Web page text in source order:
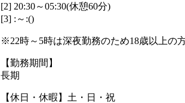
[2] 20:30～05:30(休憩60分)
[3] :～:()
※22時～5時は深夜勤務のため18歳以上の
【勤務期間】
長期
【休日・休暇】土・日・祝